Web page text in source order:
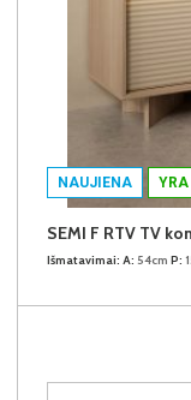
NAUJIENA YRA
SEMI F RTV TV
Išmatavimai: A: 54cm P: